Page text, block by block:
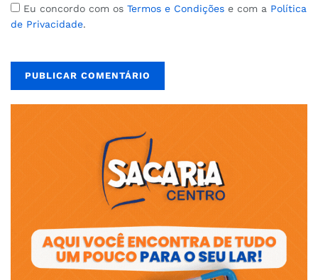
Eu concordo com os Termos e Condições e com a Política
de Privacidade.